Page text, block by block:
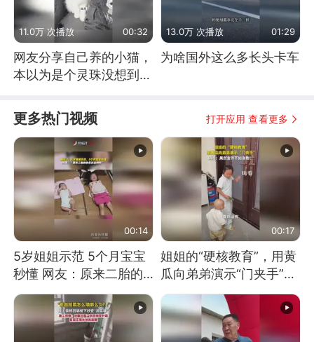
11.0万 次播放 00:32
网友分享自己养的小猫，
本以为是个灵珠没想到是
13.0万 次播放 01:29
为啥国外这么多长头卡车
更多热门视频 打开应用 查看更多
00:14
5岁姐姐示范 5个月宝宝
秒懂 网友：原来二胎的
快乐长这样
00:17
姐姐的“硬核教育”，用黄
瓜向弟弟演示“门夹手”，
网友：果然言传不如身
教！